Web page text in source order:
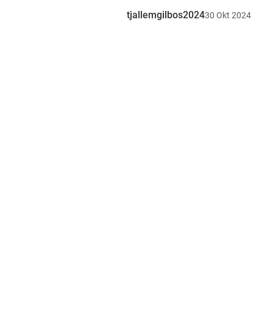
tjallemgilbos202430 Okt 2024